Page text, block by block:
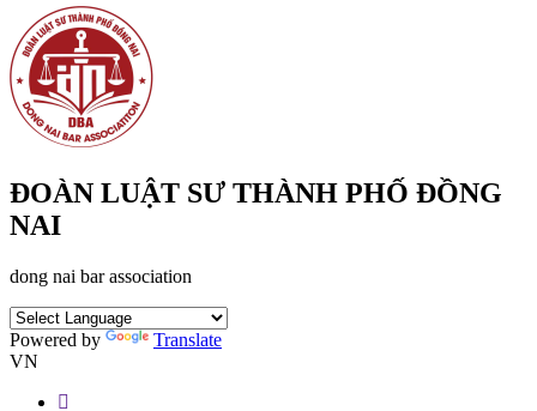
ĐOÀN LUẬT SƯ THÀNH PHỐ ĐỒNG
NAI
dong nai bar association
Powered by
Translate
VN